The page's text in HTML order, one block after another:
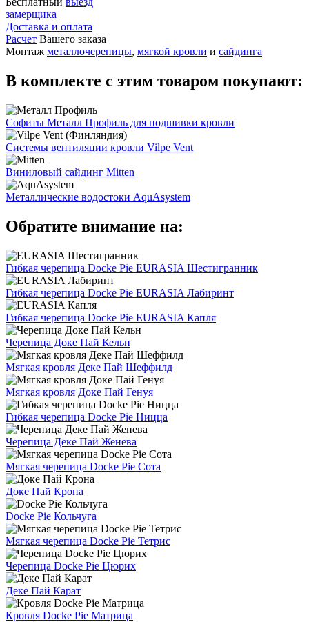
замерщика
Доставка и оплата
Расчет Вашего заказа
Монтаж металлочерепицы, мягкой кровли и сайдинга
В комплекте с этим товаром покупают:
Софиты Металл Профиль для подшивки кровли
Системы вентиляции кровли Vilpe Vent
Виниловый сайдинг Mitten
Металлические водостоки AquAsystem
Обратите внимание на:
Гибкая черепица Docke Pie EURASIA Шестигранник
Гибкая черепица Docke Pie EURASIA Лабиринт
Гибкая черепица Docke Pie EURASIA Капля
Черепица Доке Пай Кельн
Мягкая кровля Деке Пай Шеффилд
Мягкая кровля Доке Пай Генуя
Гибкая черепица Docke Pie Ницца
Черепица Деке Пай Женева
Мягкая черепица Docke Pie Сота
Доке Пай Крона
Docke Pie Кольчуга
Мягкая черепица Docke Pie Тетрис
Черепица Docke Pie Цюрих
Деке Пай Карат
Кровля Docke Pie Матрица